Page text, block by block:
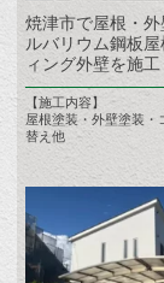
焼津市で屋根・
ルバリウム鋼板
ィング外壁を施工
【施工内容】
屋根塗装・外壁塗装・
替え他